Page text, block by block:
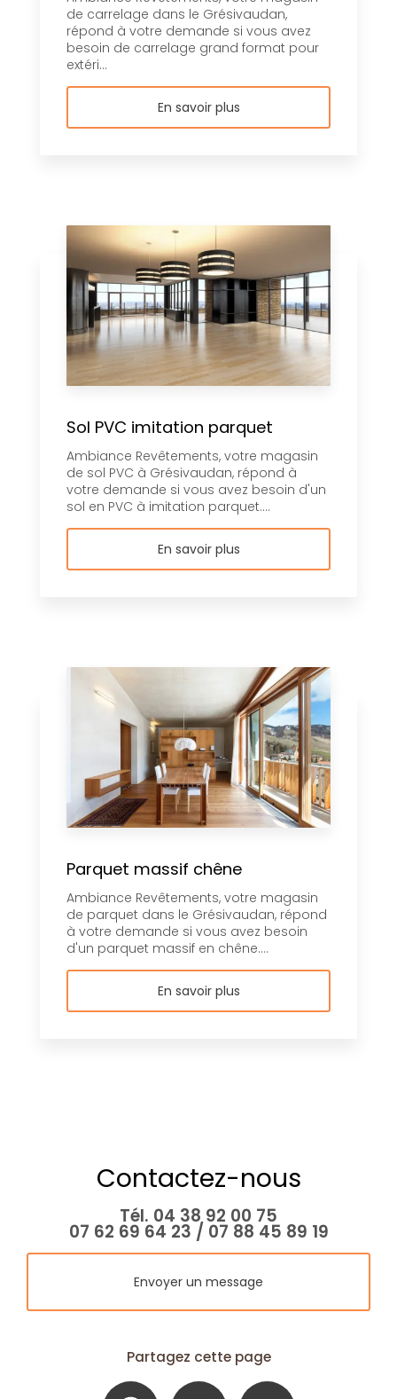
de carrelage dans le Grésivaudan,
répond à votre demande si vous avez
besoin de carrelage grand format pour
extéri...
En savoir plus
Sol PVC imitation parquet
Ambiance Revêtements, votre magasin
de sol PVC à Grésivaudan, répond à
votre demande si vous avez besoin d'un
sol en PVC à imitation parquet....
En savoir plus
Parquet massif chêne
Ambiance Revêtements, votre magasin
de parquet dans le Grésivaudan, répond
à votre demande si vous avez besoin
d'un parquet massif en chêne....
En savoir plus
Contactez-nous
Tél. 04 38 92 00 75
07 62 69 64 23 / 07 88 45 89 19
Envoyer un message
Partagez cette page
Facebook